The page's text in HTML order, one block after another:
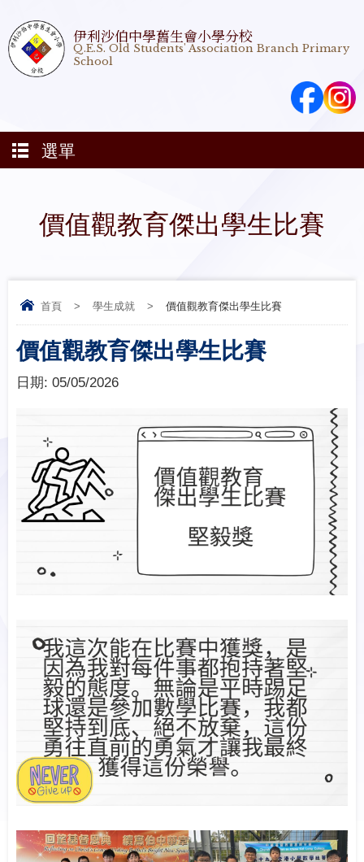
伊利沙伯中學舊生會小學分校
Q.E.S. Old Students' Association Branch Primary
School
選單
價值觀教育傑出學生比賽
首頁 > 學生成就 > 價值觀教育傑出學生比賽
價值觀教育傑出學生比賽
日期: 05/05/2026